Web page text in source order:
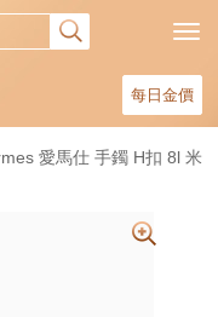
每日金價
愛馬仕 手鐲 H扣 8l 米